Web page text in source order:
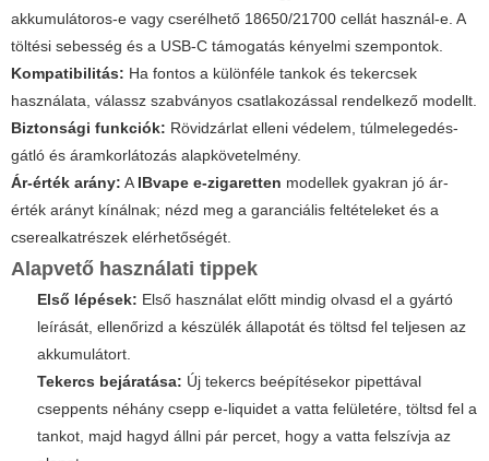
akkumulátoros-e vagy cserélhető 18650/21700 cellát használ-e. A
töltési sebesség és a USB-C támogatás kényelmi szempontok.
Kompatibilitás: Ha fontos a különféle tankok és tekercsek
használata, válassz szabványos csatlakozással rendelkező modellt.
Biztonsági funkciók: Rövidzárlat elleni védelem, túlmelegedés-
gátló és áramkorlátozás alapkövetelmény.
Ár-érték arány: A IBvape e-zigaretten modellek gyakran jó ár-
érték arányt kínálnak; nézd meg a garanciális feltételeket és a
cserealkatrészek elérhetőségét.
Alapvető használati tippek
Első lépések: Első használat előtt mindig olvasd el a gyártó
leírását, ellenőrizd a készülék állapotát és töltsd fel teljesen az
akkumulátort.
Tekercs bejáratása: Új tekercs beépítésekor pipettával
cseppents néhány csepp e-liquidet a vatta felületére, töltsd fel a
tankot, majd hagyd állni pár percet, hogy a vatta felszívja az